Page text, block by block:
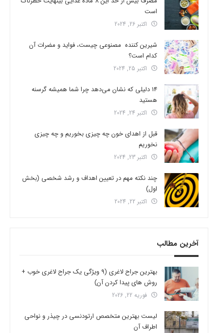
است
اکتبر 26, 2024
شیرین کننده مصنوعی چیست، فواید و مضرات آن
کدام است؟
اکتبر 25, 2024
14 دلیلی که نشان می‌دهد چرا شما همیشه گرسنه
هستید
اکتبر 24, 2024
قبل از اهدای خون چه چیزی بخوریم و چه چیزی
نخوریم
اکتبر 23, 2024
چند نکته مهم در تعیین اهداف و رشد شخصی (بخش
اول)
اکتبر 22, 2024
آخرین مطالب
بهترین جراح لاغری (9 ویژگی یک جراح لاغری خوب +
روش های پیدا کردن آن)
فوریه 22, 2026
لیست بهترین متخصص ارتودنسی در چیذر و نواحی
اطراف آن